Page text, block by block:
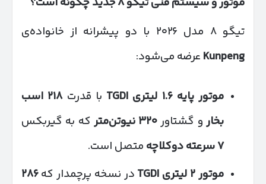
تیگو ۸ مدل ۲۰۲۶ با دو پیشرانه از خانواده‌ی
Kunpeng عرضه می‌شود:
موتور پایه۱.۶ لیتری با قدرت۲۱۸ اسب
بخارو گشتاور۳۲۰ نیوتن‌متر که به گیربکس
۷سرعته دوکلاچه متصل است.
موتور۲ لیتری در نسخه پرچمدار که۲۸۶